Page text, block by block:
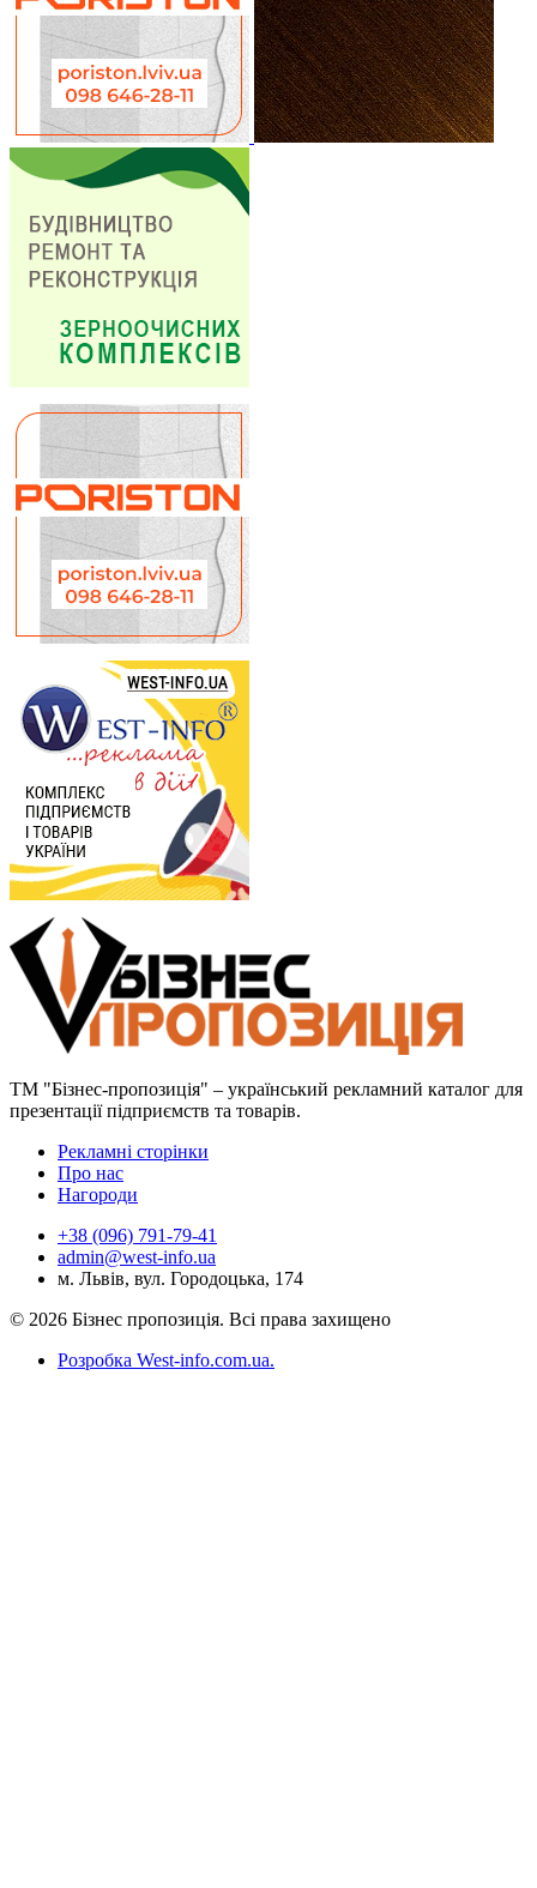
ТМ "Бізнес-пропозиція" – український рекламний каталог для
презентації підприємств та товарів.
Рекламні сторінки
Про нас
Нагороди
+38 (096) 791-79-41
admin@west-info.ua
м. Львів, вул. Городоцька, 174
© 2026 Бізнес пропозиція. Всі права захищено
Розробка West-info.com.ua.